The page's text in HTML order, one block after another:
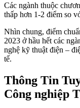
Các ngành thuộc
thấp hơn 1-2 điểm so
Nhìn chung, điểm
2023 ở hầu hết các
nghệ kỹ thuật điện –
tế.
Thông Tin
Công nghiệp